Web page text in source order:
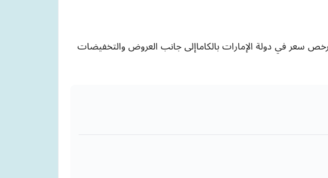
سعر في دولة الإمارات بالكاماإلى جانب العروض والتخفيضات